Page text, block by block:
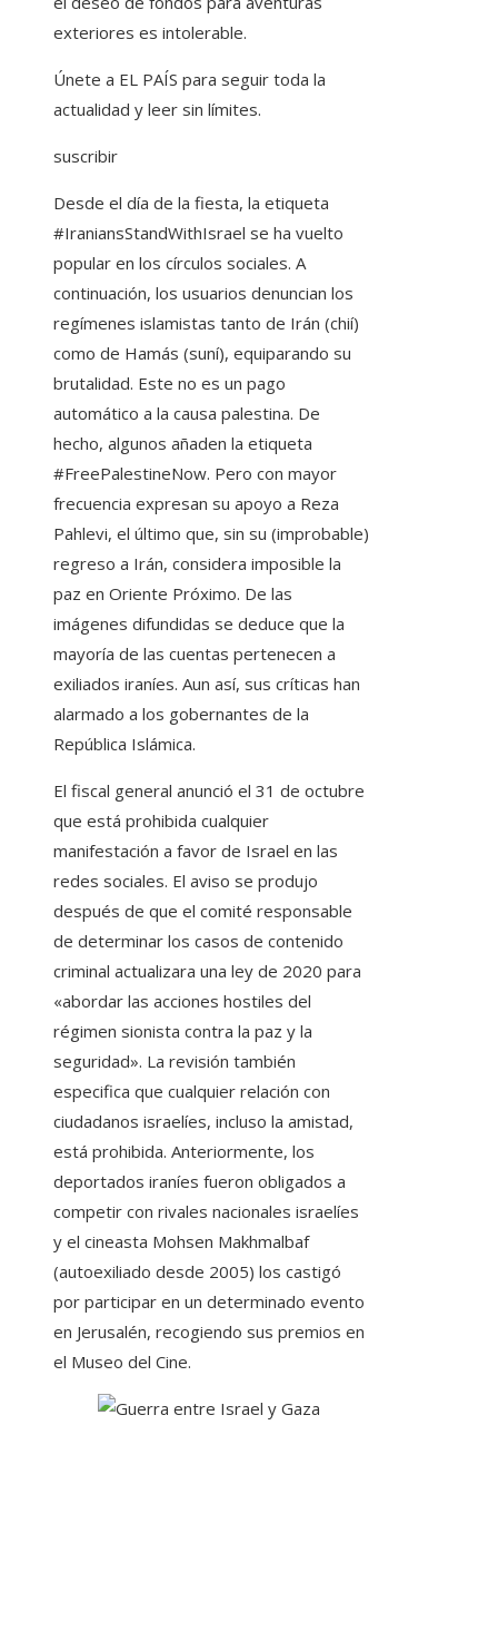
exteriores es intolerable.
Únete a EL PAÍS para seguir toda la
actualidad y leer sin límites.
suscribir
Desde el día de la fiesta, la etiqueta
#IraniansStandWithIsrael se ha vuelto
popular en los círculos sociales. A
continuación, los usuarios denuncian los
regímenes islamistas tanto de Irán (chií)
como de Hamás (suní), equiparando su
brutalidad. Este no es un pago
automático a la causa palestina. De
hecho, algunos añaden la etiqueta
#FreePalestineNow. Pero con mayor
frecuencia expresan su apoyo a Reza
Pahlevi, el último que, sin su (improbable)
regreso a Irán, considera imposible la
paz en Oriente Próximo. De las
imágenes difundidas se deduce que la
mayoría de las cuentas pertenecen a
exiliados iraníes. Aun así, sus críticas han
alarmado a los gobernantes de la
República Islámica.
El fiscal general anunció el 31 de octubre
que está prohibida cualquier
manifestación a favor de Israel en las
redes sociales. El aviso se produjo
después de que el comité responsable
de determinar los casos de contenido
criminal actualizara una ley de 2020 para
«abordar las acciones hostiles del
régimen sionista contra la paz y la
seguridad». La revisión también
especifica que cualquier relación con
ciudadanos israelíes, incluso la amistad,
está prohibida. Anteriormente, los
deportados iraníes fueron obligados a
competir con rivales nacionales israelíes
y el cineasta Mohsen Makhmalbaf
(autoexiliado desde 2005) los castigó
por participar en un determinado evento
en Jerusalén, recogiendo sus premios en
el Museo del Cine.